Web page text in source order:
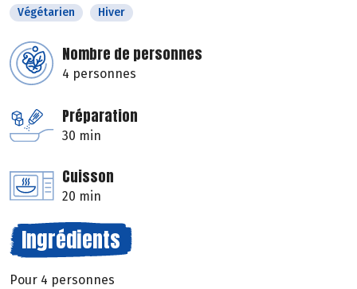
Végétarien
Hiver
Nombre de personnes
4 personnes
Préparation
30 min
Cuisson
20 min
Ingrédients
Pour 4 personnes